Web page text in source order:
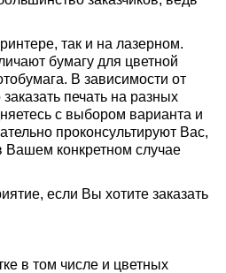
так и на лазерном.
бумагу для цветной
В зависимости от
печать на разных
с выбором варианта и
проконсультируют Вас,
конкретном случае
если Вы хотите заказать
в том числе и цветных